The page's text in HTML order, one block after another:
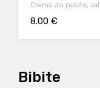
Crema do patate,
8.00 €
Bibite